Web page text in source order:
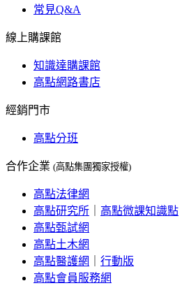
常見Q&A
線上購課館
知識達購課館
高點網路書店
經銷門市
高點分班
合作企業 (高點集團獨家授權)
高點法律網
高點研究所
高點微課知識點
高點甄試網
高點土木網
高點醫護網
行動版
高點會員服務網